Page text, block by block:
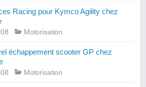
Racing pour Kymco Agility chez
Motorisation
échappement scooter GP chez
Motorisation